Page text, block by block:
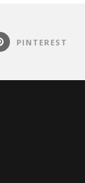
PINTEREST